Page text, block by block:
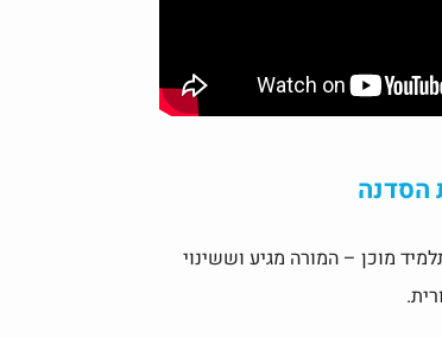
הסדנה
מוכן – המורה מגיע וששינוי